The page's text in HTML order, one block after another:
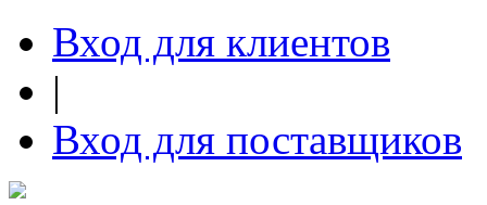
Вход для клиентов
|
Вход для поставщиков